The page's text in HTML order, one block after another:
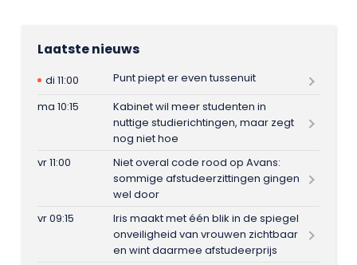
Laatste nieuws
di 11:00
Punt piept er even tussenuit
ma 10:15
Kabinet wil meer studenten in
nuttige studierichtingen, maar zegt
nog niet hoe
vr 11:00
Niet overal code rood op Avans:
sommige afstudeerzittingen gingen
wel door
vr 09:15
Iris maakt met één blik in de spiegel
onveiligheid van vrouwen zichtbaar
en wint daarmee afstudeerprijs